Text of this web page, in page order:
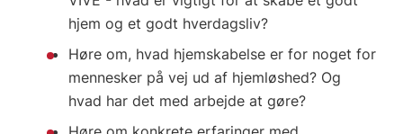
hjem og et godt hverdagsliv?
Høre om, hvad hjemskabelse er for noget for
mennesker på vej ud af hjemløshed? Og
hvad har det med arbejde at gøre?